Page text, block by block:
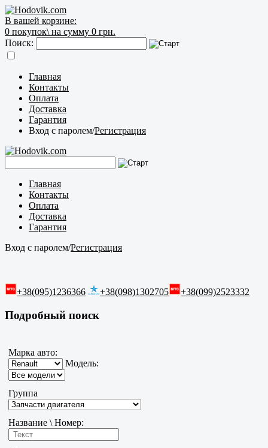
В вашей корзине:
0 покупок\ на сумму 0 грн.
Поиск:
Главная
Контакты
Оплата
Доставка
Гарантия
Вход с паролем/Регистрация
Главная
Контакты
Оплата
Доставка
Гарантия
Вход с паролем/Регистрация
+38(095)1236366 +38(098)1302705 +38(099)2523332
Подробный поиск
Марка авто:
Модель:
Группа
Название \ Номер: